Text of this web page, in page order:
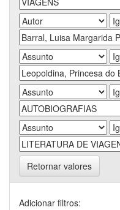
Retornar valores
Adicionar filtros: